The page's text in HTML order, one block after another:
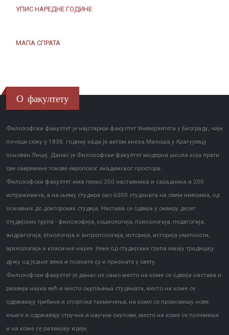
УПИС НАРЕДНЕ ГОДИНЕ
МАПА СПРАТА
О факултету
Филозофски факултет је најстарији факултет Универзитета у Београду, чији
почеци сежу у 1838. годину када је актом кнеза Милоша у Крагујевцу
основан Лицеј. Данас је Филозофски факултет модерна школа која прати
све савремене токове европског академског простора.
Филозофски факултет има преко 250 наставника и сарадника и 200
истраживача, а на њему студира око 6000 студената на свим нивоима, од
основних до докторских студија. Настава се одвија у оквиру десет
студијских група - филозофија, социологија, психологија, педагогија,
андрагогија, етнологија и антропологија, историја, историја уметности,
археологија и класичне науке. Неке од студијских група имају традицију
дужу од једног века и познате су и признате у свету.
Филозофски факултет је данас не само место на коме се одвија настава и
развија наука већ и место окупљања студената, место на коме се
одржавају трибине и спортска такмичења, на коме се промовишу нове
књиге и одржавају стручни и научни скупови, место на коме се полемише
и на коме се развијају идеје.